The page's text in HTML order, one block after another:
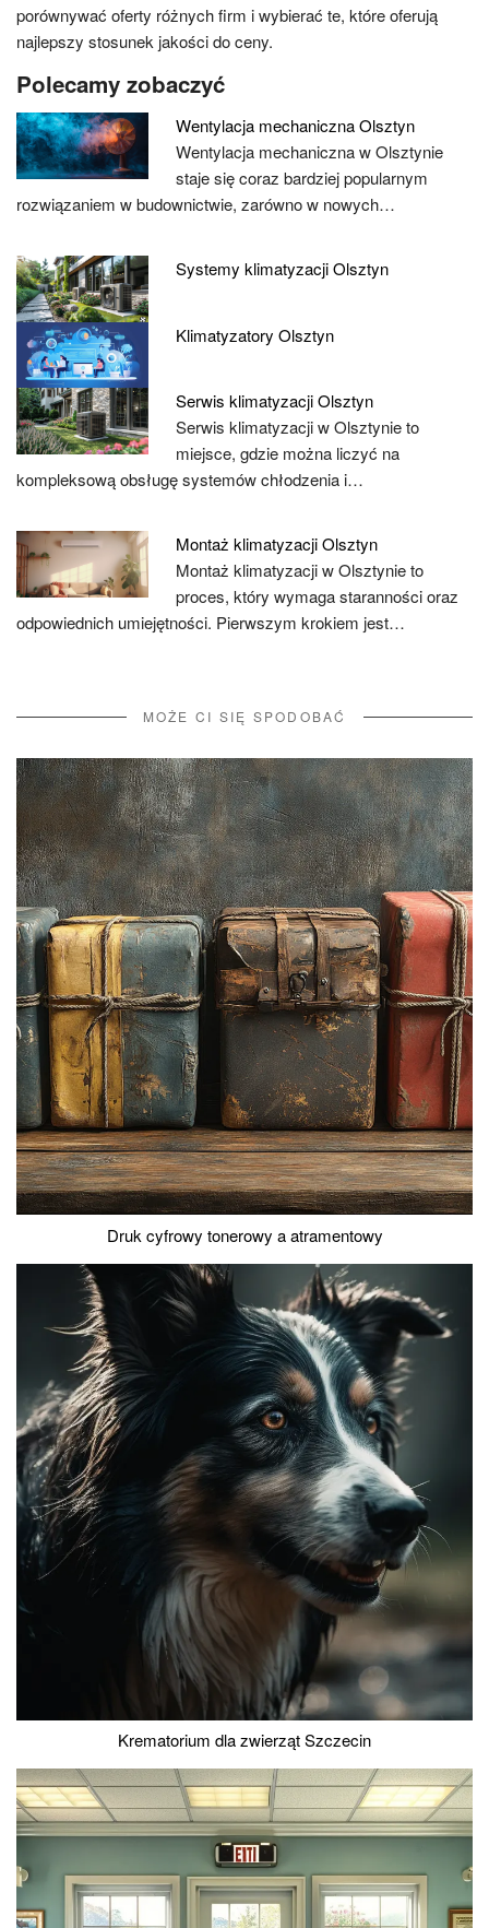
porównywać oferty różnych firm i wybierać te, które oferują
najlepszy stosunek jakości do ceny.
Polecamy zobaczyć
Wentylacja mechaniczna Olsztyn
Wentylacja mechaniczna w Olsztynie
staje się coraz bardziej popularnym
rozwiązaniem w budownictwie, zarówno w nowych…
Systemy klimatyzacji Olsztyn
Klimatyzatory Olsztyn
Serwis klimatyzacji Olsztyn
Serwis klimatyzacji w Olsztynie to
miejsce, gdzie można liczyć na
kompleksową obsługę systemów chłodzenia i…
Montaż klimatyzacji Olsztyn
Montaż klimatyzacji w Olsztynie to
proces, który wymaga staranności oraz
odpowiednich umiejętności. Pierwszym krokiem jest…
MOŻE CI SIĘ SPODOBAĆ
Druk cyfrowy tonerowy a atramentowy
Krematorium dla zwierząt Szczecin